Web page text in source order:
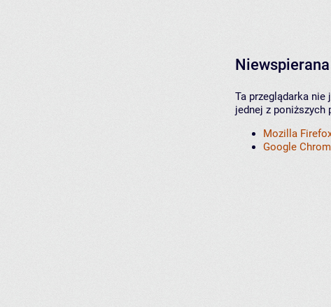
Ta przeglądarka nie
jednej z poniższych
Mozilla
Google